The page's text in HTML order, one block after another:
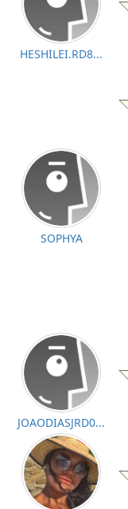
HESHILEI.RD8...
SOPHYA
JOAODIASJRD0...